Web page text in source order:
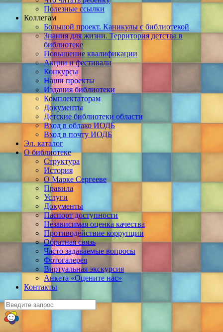
Полезные ссылки
Коллегам
Большой проект. Каникулы с библиотекой
Знания для жизни. Территория детства в
библиотеке
Повышение квалификации
Акции и фестивали
Конкурсы
Наши проекты
Издания библиотеки
Комплектаторам
Документы
Детские библиотеки области
Вход в облако ИОДБ
Вход в почту ИОДБ
Эл. каталог
О библиотеке
Структура
История
О Марке Сергееве
Правила
Услуги
Документы
Паспорт доступности
Независимая оценка качества
Противодействие коррупции
Обратная связь
Часто задаваемые вопросы
Фотогалерея
Виртуальная экскурсия
Анкета «Оцените нас»
Контакты